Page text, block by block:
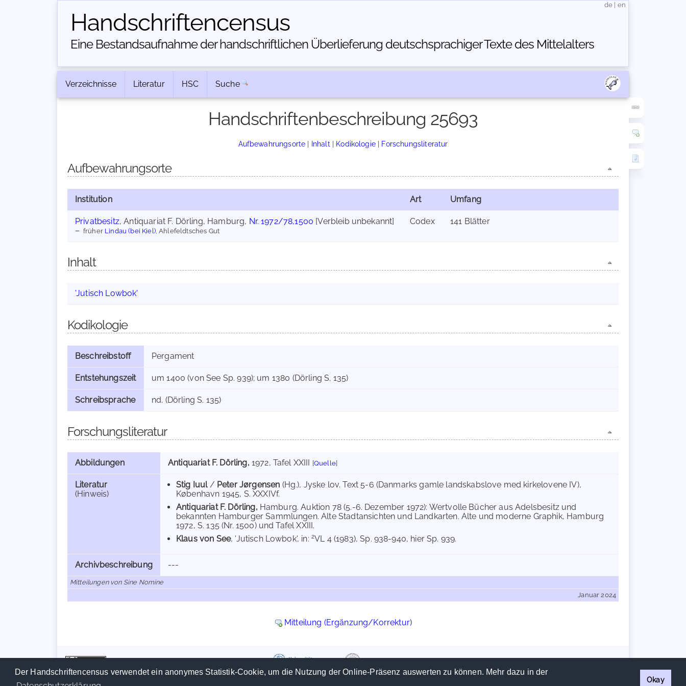
Der Handschriftencensus verwendet ein anonymes Statistik-Cookie, um die Nutzung der Online-Präsenz auswerten zu können. Mehr dazu in der
Okay
Handschriften­census
Eine Bestandsaufnahme der handschriftlichen Über­lieferung deutschsprachiger Texte des Mittelalters
de en
Verzeichnisse Literatur HSC Suche
Handschriftenbeschreibung 25693
Aufbewahrungsorte | Inhalt | Kodikologie| Forschungsliteratur
Aufbewahrungsorte
Institution Art Umfang
Privatbesitz, Antiquariat F. Dörling, Hamburg, Nr. 1972/78,1500 [Verbleib unbekannt]
früher Lindau (bei Kiel), Ahlefeldtsches Gut
Codex 141 Blätter
Inhalt
'Jutisch Lowbok'
Kodikologie
Beschreibstoff Pergament
Entstehungszeit um 1400 (von See Sp. 939); um 1380 (Dörling S. 135)
Schreibsprache nd. (Dörling S. 135)
Forschungsliteratur
Abbildungen Antiquariat F. Dörling, 1972, Tafel XXIII [Quelle]
Literatur
(Hinweis)
Stig Iuul/ Peter Jørgensen (Hg.), Jyske lov. Text 5-6 (Danmarks gamle landskabslove med kirkelovene IV),
København 1945, S. XXXIVf.
Antiquariat F. Dörling, Hamburg. Auktion 78 (5.-6. Dezember 1972): Wertvolle Bücher aus Adelsbesitz und
bekannten Hamburger Sammlungen. Alte Stadtansichten und Landkarten. Alte und moderne Graphik, Hamburg
1972, S. 135 (Nr. 1500) und Tafel XXIII.
Klaus von See, 'Jutisch Lowbok', in: 2VL 4 (1983), Sp. 938-940, hier Sp. 939.
Archivbeschreibung ---
Mitteilungen von Sine Nomine
Januar 2024
Mitteilung (Ergänzung/Korrektur)